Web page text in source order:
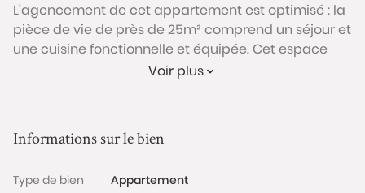
L’agencement de cet appartement est optimisé : la
pièce de vie de près de 25m² comprend un séjour et
une cuisine fonctionnelle et équipée. Cet espace
bénéficie d’une belle luminosité grâce aux grandes
partie nuit se compose d’une chambre de plus de
avec WC.
Voir plus
Informations sur le bien
Type de bien
Appartement